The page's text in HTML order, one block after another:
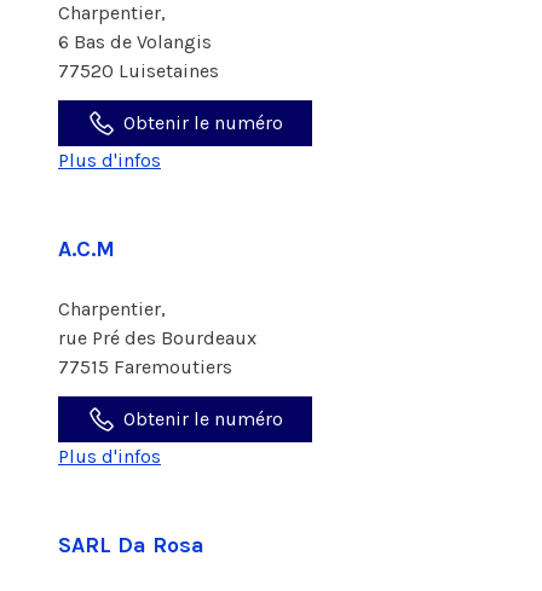
Charpentier,
6 Bas de Volangis
77520 Luisetaines
Obtenir le numéro
Plus d'infos
A.C.M
Charpentier,
rue Pré des Bourdeaux
77515 Faremoutiers
Obtenir le numéro
Plus d'infos
SARL Da Rosa